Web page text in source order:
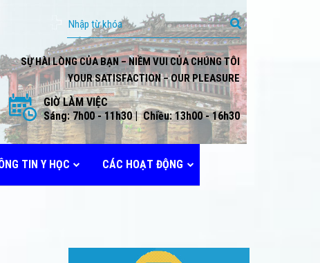
SỰ HÀI LÒNG CỦA BẠN – NIỀM VUI CỦA CHÚNG TÔI
YOUR SATISFACTION – OUR PLEASURE
GIỜ LÀM VIỆC
Sáng: 7h00 - 11h30 | Chiều: 13h00 - 16h30
TIN Y HỌC CÁC HOẠT ĐỘNG